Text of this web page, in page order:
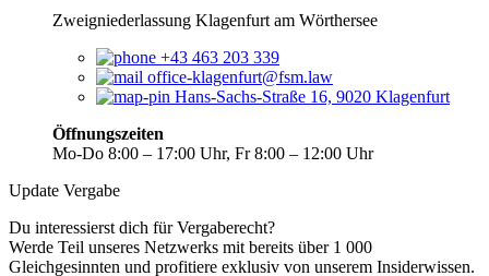
Zweigniederlassung Klagenfurt am Wörthersee
+43 463 203 339
office-klagenfurt@fsm.law
Hans-Sachs-Straße 16, 9020 Klagenfurt
Öffnungszeiten
Mo-Do 8:00 – 17:00 Uhr, Fr 8:00 – 12:00 Uhr
Update Vergabe
Du interessierst dich für Vergaberecht?
Werde Teil unseres Netzwerks mit bereits über 1 000
Gleichgesinnten und profitiere exklusiv von unserem Insiderwissen.